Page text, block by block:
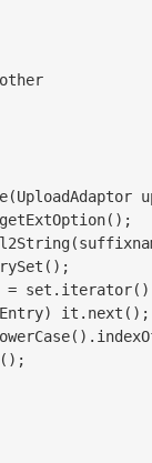
it.next();